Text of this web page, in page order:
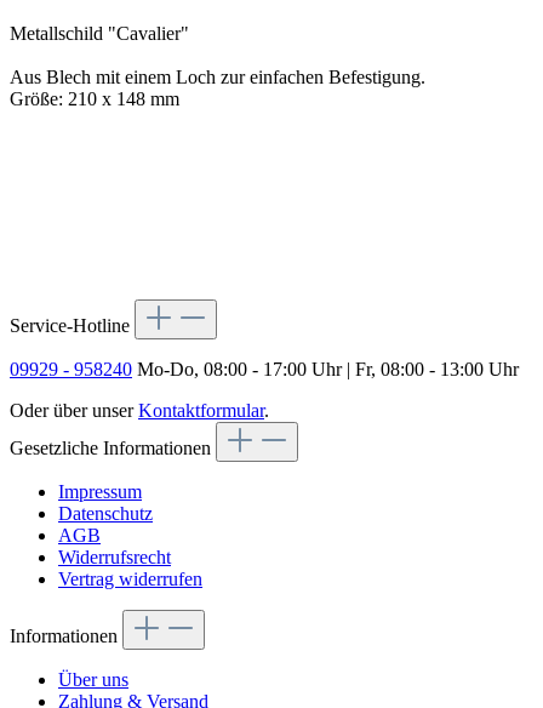
Metallschild "Cavalier"
Aus Blech mit einem Loch zur einfachen Befestigung.
Größe: 210 x 148 mm
Service-Hotline
09929 - 958240 Mo-Do, 08:00 - 17:00 Uhr | Fr, 08:00 - 13:00 Uhr
Oder über unserKontaktformular.
Gesetzliche Informationen
Impressum
Datenschutz
AGB
Widerrufsrecht
Vertrag widerrufen
Informationen
Über uns
Zahlung & Versand